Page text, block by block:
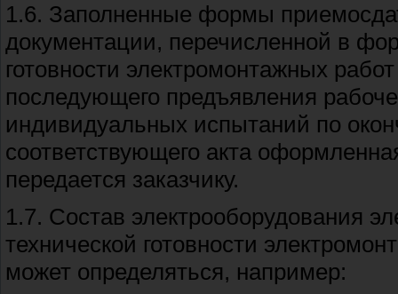
1.6. Заполненные формы
документации, перечисленной в
готовности электромонтажных
последующего предъявления
индивидуальных испытаний по
соответствующего акта
передается заказчику.
1.7. Состав электрооборудования
технической готовности
может определяться, например: